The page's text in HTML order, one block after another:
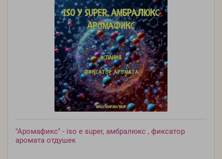
"Аромафикс" - iso е super, амбралюкс , фиксатор
аромата отдушек